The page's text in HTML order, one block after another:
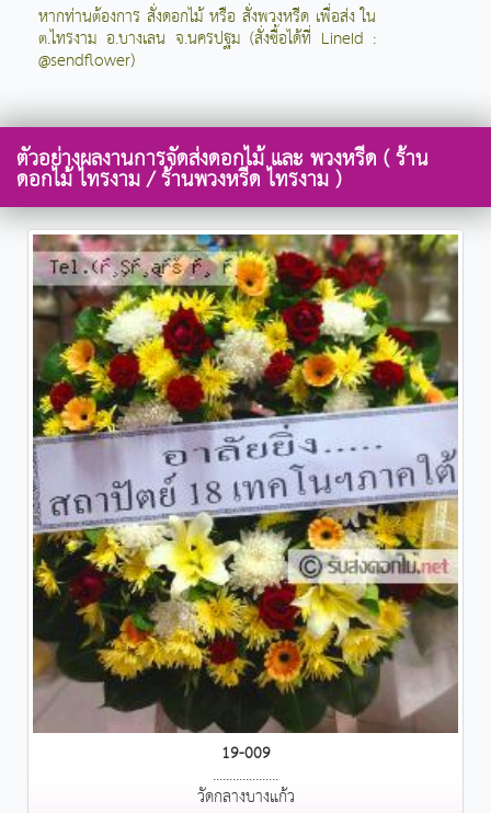
หากท่านต้องการ สั่งดอกไม้ หรือ สั่งพวงหรีด เพื่อส่ง ใน
ต.ไทรงาม อ.บางเลน จ.นครปฐม (สั่งซื้อได้ที่ LineId :
@sendflower)
ตัวอย่างผลงานการจัดส่งดอกไม้ และ พวงหรีด ( ร้าน
ดอกไม้ ไทรงาม / ร้านพวงหรีด ไทรงาม )
19-009
....................
วัดกลางบางแก้ว